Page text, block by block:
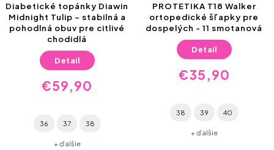
Diabetické topánky Diawin
Midnight Tulip – stabilná a
pohodlná obuv pre citlivé
chodidlá
€59,90
Detail
36 37 38
+ ďalšie
PROTETIKA T18 Walker
ortopedické šľapky pre
dospelých - 11 smotanová
€35,90
Detail
38 39 40
+ ďalšie